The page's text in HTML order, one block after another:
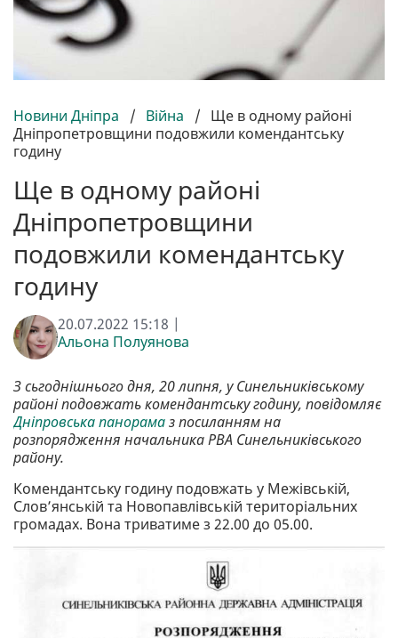
Новини Дніпра / Війна / Ще в одному районі
Дніпропетровщини подовжили комендантську
годину
Ще в одному районі
Дніпропетровщини
подовжили комендантську
годину
20.07.2022 15:18 |
Альона Полуянова
З сьгоднішнього дня, 20 липня, у Синельниківському
рaйонi подовжать комендантську годину, повідомляє
Дніпровська панорамаз посиланням на
розпорядження начальника РВА Синельниківського
району.
Комендантську годину подовжать у Межівській,
Слов’янській та Новопавлівській територіальних
громадах. Вона триватиме з 22.00 до 05.00.